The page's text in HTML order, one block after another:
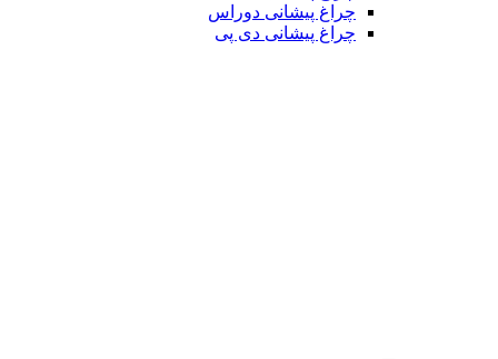
چراغ پیشانی دوراس
چراغ پیشانی دی پی